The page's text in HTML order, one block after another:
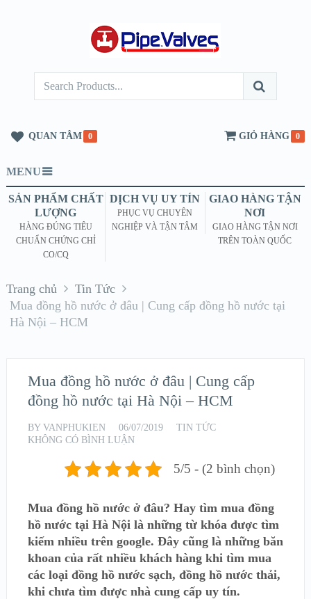
QUAN TÂM 0 GIỎ HÀNG 0
MENU
SẢN PHẨM CHẤT
LƯỢNG
HÀNG ĐÚNG TIÊU
CHUẨN CHỨNG CHỈ
CO/CQ
DỊCH VỤ UY TÍN
PHỤC VỤ CHUYÊN
NGHIỆP VÀ TẬN TÂM
GIAO HÀNG TẬN
NƠI
GIAO HÀNG TẬN NƠI
TRÊN TOÀN QUỐC
Trang chủ
Tin Tức
Mua đồng hồ nước ở đâu | Cung cấp đồng hồ nước tại
Hà Nội – HCM
Mua đồng hồ nước ở đâu | Cung cấp
đồng hồ nước tại Hà Nội – HCM
BY VANPHUKIEN 06/07/2019
TIN TỨC
KHÔNG CÓ BÌNH LUẬN
5/5 - (2 bình chọn)
Mua đồng hồ nước ở đâu? Hay tìm mua đồng
hồ nước tại Hà Nội là những từ khóa được tìm
kiếm nhiều trên google. Đây cũng là những băn
khoan của rất nhiều khách hàng khi tìm mua
các loại đồng hồ nước sạch, đồng hồ nước thải,
khi chưa tìm được nhà cung cấp uy tín.